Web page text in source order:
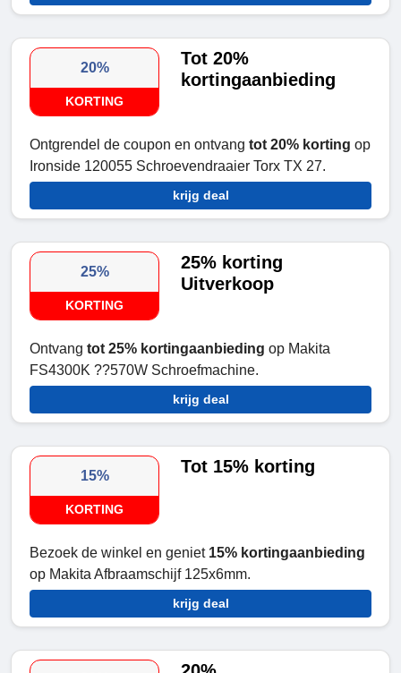
20%
KORTING
Tot 20%
kortingaanbieding
Ontgrendel de coupon en ontvang tot 20% korting op
Ironside 120055 Schroevendraaier Torx TX 27.
krijg deal
25%
KORTING
25% korting
Uitverkoop
Ontvang tot 25% kortingaanbieding op Makita
FS4300K ??570W Schroefmachine.
krijg deal
15%
KORTING
Tot 15% korting
Bezoek de winkel en geniet 15% kortingaanbieding
op Makita Afbraamschijf 125x6mm.
krijg deal